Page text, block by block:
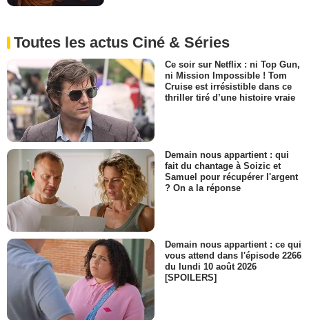
Toutes les actus Ciné & Séries
Ce soir sur Netflix : ni Top Gun,
ni Mission Impossible ! Tom
Cruise est irrésistible dans ce
thriller tiré d’une histoire vraie
Demain nous appartient : qui
fait du chantage à Soizic et
Samuel pour récupérer l'argent
? On a la réponse
Demain nous appartient : ce qui
vous attend dans l'épisode 2266
du lundi 10 août 2026
[SPOILERS]